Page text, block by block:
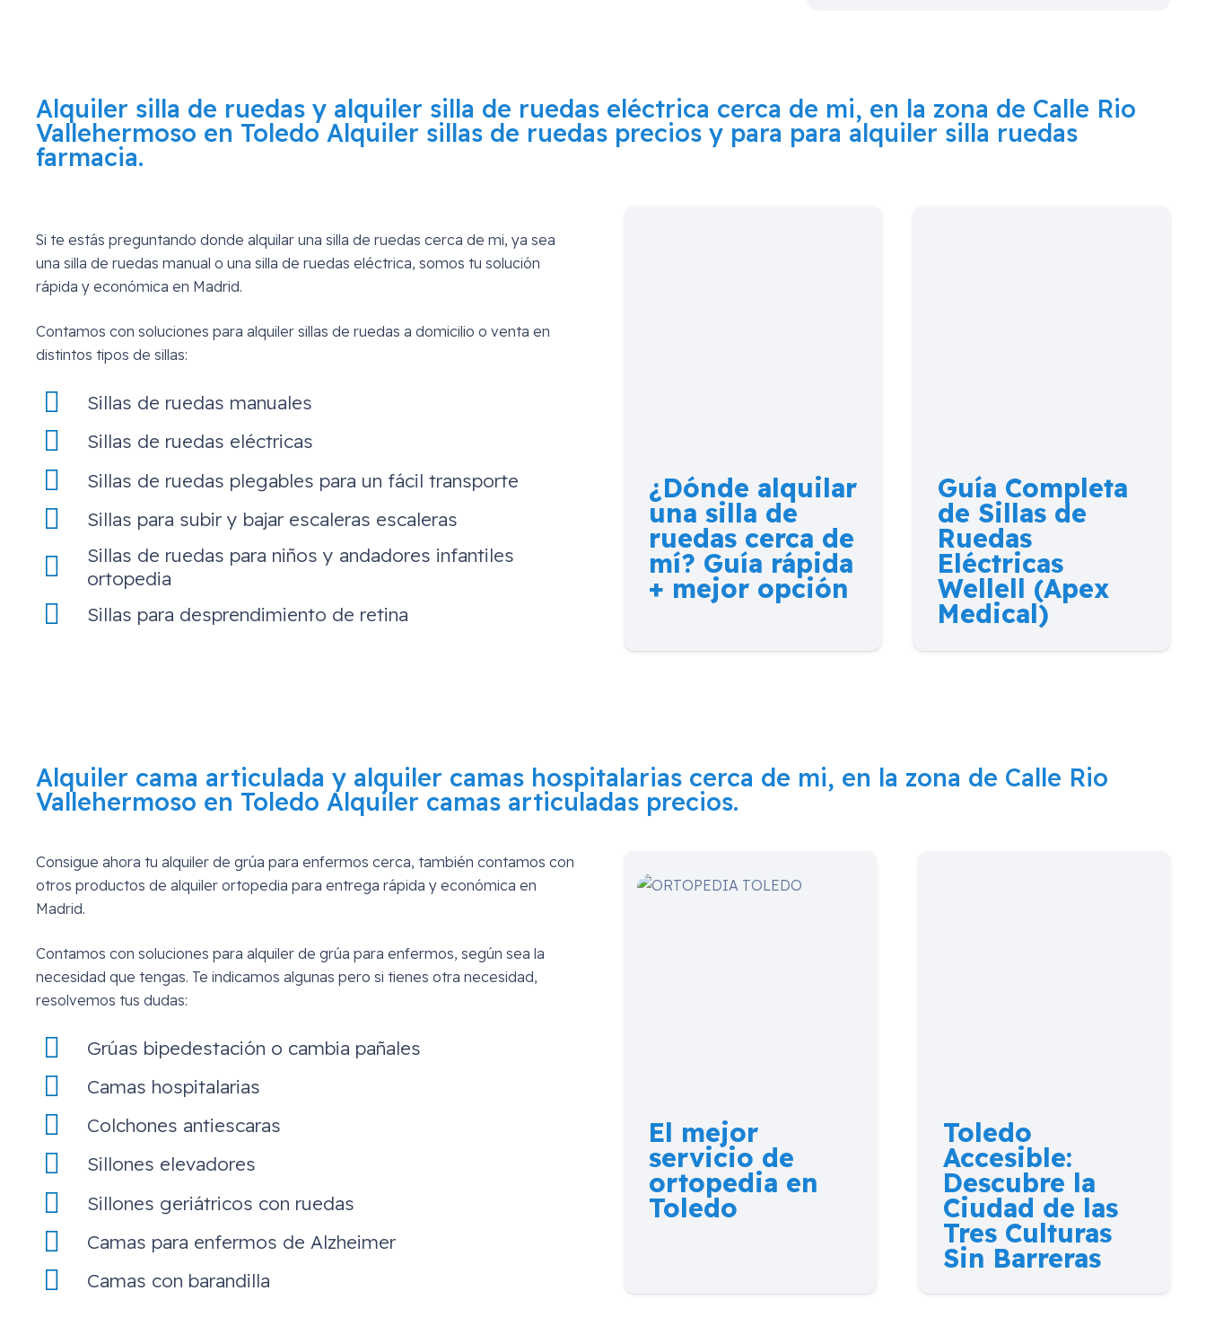
Alquiler silla de ruedas y alquiler silla de ruedas eléctrica cerca de mi, en la zona de Calle Rio
Vallehermoso en Toledo Alquiler sillas de ruedas precios y para para alquiler silla ruedas
farmacia.
Si te estás preguntando donde alquilar una silla de ruedas cerca de mi, ya sea
una silla de ruedas manual o una silla de ruedas eléctrica, somos tu solución
rápida y económica en Madrid.
Contamos con soluciones para alquiler sillas de ruedas a domicilio o venta en
distintos tipos de sillas:
Sillas de ruedas manuales
Sillas de ruedas eléctricas
Sillas de ruedas plegables para un fácil transporte
Sillas para subir y bajar escaleras escaleras
Sillas de ruedas para niños y andadores infantiles
ortopedia
Sillas para desprendimiento de retina
¿Dónde alquilar
una silla de
ruedas cerca de
mí? Guía rápida
+ mejor opción
Guía Completa
de Sillas de
Ruedas
Eléctricas
Wellell (Apex
Medical)
Alquiler cama articulada y alquiler camas hospitalarias cerca de mi, en la zona de Calle Rio
Vallehermoso en Toledo Alquiler camas articuladas precios.
Consigue ahora tu alquiler de grúa para enfermos cerca, también contamos con
otros productos de alquiler ortopedia para entrega rápida y económica en
Madrid.
Contamos con soluciones para alquiler de grúa para enfermos, según sea la
necesidad que tengas. Te indicamos algunas pero si tienes otra necesidad,
resolvemos tus dudas:
Grúas bipedestación o cambia pañales
Camas hospitalarias
Colchones antiescaras
Sillones elevadores
Sillones geriátricos con ruedas
Camas para enfermos de Alzheimer
Camas con barandilla
El mejor
servicio de
ortopedia en
Toledo
Toledo
Accesible:
Descubre la
Ciudad de las
Tres Culturas
Sin Barreras